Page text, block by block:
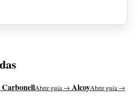
CarbonellAbrir guía → AlcoyAbrir guía →